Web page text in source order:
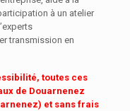
à un atelier
transmission en
toutes ces
de Douarnenez
et sans frais